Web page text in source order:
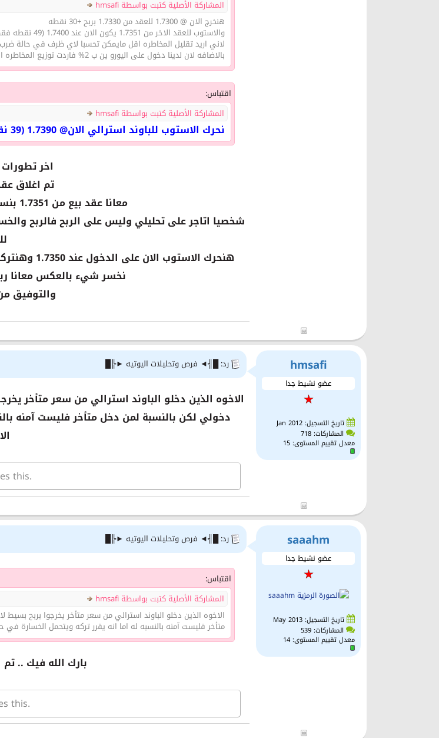
المشاركة الأصلية كتبت بواسطة hmsafi
هنخرج الان @ 1.7300 للعقد من 1.7330 بربح +30 نقطه
والاستوب للعقد الاخر من 1.7351 يكون الان عند 1.7400 (49 نقطه فقط من الدخول ) كما ذكرت سابقا
لاني اريد تقليل المخاطره اقل مايمكن تحسبا لاي ظرف في حالة ضرب الاستوب لاقدر
بالاضافه لان لدينا دخول على اليورو ين ب 2% فاردت توزيع المخاطره افضل
اقتباس:
المشاركة الأصلية كتبت بواسطة hmsafi
نحرك الاستوب للباوند استرالي الان@ 1.7390 (39 نقطه فقط من الدخول )
اخر تطورات
تم اغلاق عقد
معانا عقد بيع من 1.7351 بنسبة 2% محقق حتى الان 150 نقطه
شخصيا اتاجر على تحليلي وليس على الربح فالربح
هنحرك
نخسر شيء بالعكس معانا
والتوفيق
hmsafi
عضو نشيط جدا
تاريخ التسجيل: Jan 2012
المشاركات: 718
معدل تقييم المستوى:15
رد: █╣◄ فرص وتحليلات اليوتيه ►╠█
الاخوه الذين دخلو الباوند استرالي من سعر متأخر
دخولي لكن بالنسبة لمن دخل متأخر فليست آمنه
this.
saaahm
عضو نشيط جدا
تاريخ التسجيل: May 2013
المشاركات: 539
معدل تقييم المستوى:14
رد: █╣◄ فرص وتحليلات اليوتيه ►╠█
اقتباس:
المشاركة الأصلية كتبت بواسطة hmsafi
الاخوه الذين دخلو الباوند استرالي من سعر متأخر يخرجوا بربح
متأخر فليست آمنه بالنسبه له اما انه يقرر تركه ويتحمل الخسارة
بارك الله فيك ..
this.